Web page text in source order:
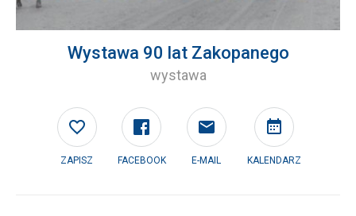
Wystawa 90 lat Zakopanego
wystawa
ZAPISZ FACEBOOK E-MAIL KALENDARZ